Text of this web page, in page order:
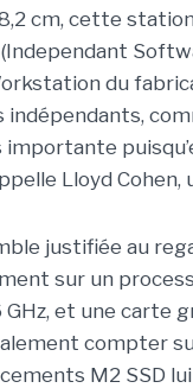
cm, cette
du
Lloyd Cohen,
justifiée au
sur un
et une carte
compter
M2 SSD